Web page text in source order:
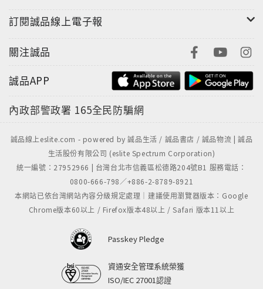
訂閱誠品線上電子報
關注誠品
誠品APP
內政部警政署 165全民防騙網
誠品線上eslite.com - powered by 誠品生活 / 誠品書店 / 誠品物流 | 誠品
生活股份有限公司 (eslite Spectrum Corporation)
統一編號：27952966 | 台灣台北市信義區松德路204號B1 服務電話：
0800-666-798／+886-2-8789-8921
本網站已依台灣網站內容分級規定處理｜建議使用瀏覽器版本：Google
Chrome版本60以上 / Firefox版本48以上 / Safari 版本11以上
Passkey Pledge
資通安全管理系統榮獲
ISO/IEC 27001認證